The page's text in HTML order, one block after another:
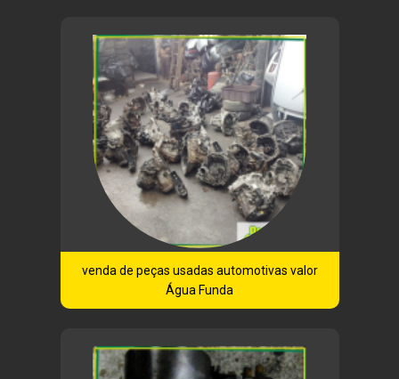
venda de peças usadas automotivas valor
Água Funda